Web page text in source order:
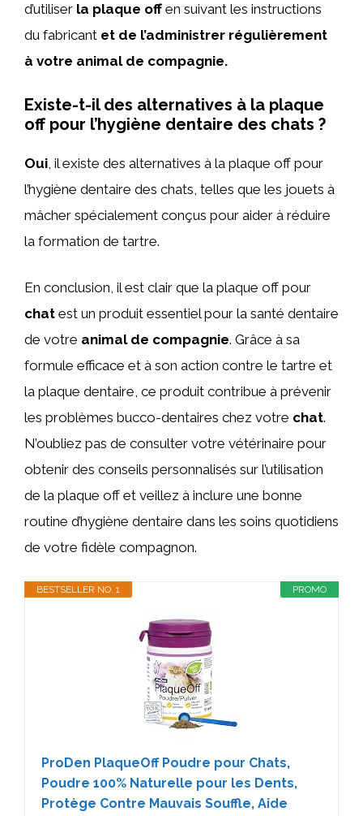
d’utiliser la plaque off en suivant les instructions
du fabricant et de l’administrer régulièrement
à votre animal de compagnie.
Existe-t-il des alternatives à la plaque
off pour l’hygiène dentaire des chats ?
Oui , il existe des alternatives à la plaque off pour
l’hygiène dentaire des chats, telles que les jouets à
mâcher spécialement conçus pour aider à réduire
la formation de tartre.
En conclusion, il est clair que la plaque off pour
chat est un produit essentiel pour la santé dentaire
de votre animal de compagnie. Grâce à sa
formule efficace et à son action contre le tartre et
la plaque dentaire, ce produit contribue à prévenir
les problèmes bucco-dentaires chez votre chat.
N’oubliez pas de consulter votre vétérinaire pour
obtenir des conseils personnalisés sur l’utilisation
de la plaque off et veillez à inclure une bonne
routine d’hygiène dentaire dans les soins quotidiens
de votre fidèle compagnon.
PROMO
BESTSELLER NO. 1
ProDen PlaqueOff Poudre pour Chats,
Poudre 100% Naturelle pour les Dents,
Protège Contre Mauvais Souffle, Aide